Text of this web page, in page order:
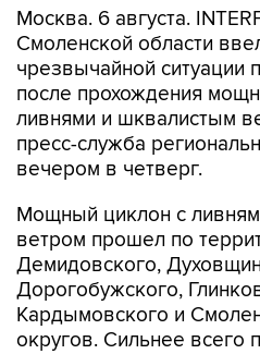
Москва. 6 августа.
Смоленской области
чрезвычайной ситуации
после прохождения
ливнями и шквалистым
пресс-служба
вечером в четверг.
Мощный циклон с
ветром прошел по
Демидовского,
Дорогобужского,
Кардымовского и
округов. Сильнее всего